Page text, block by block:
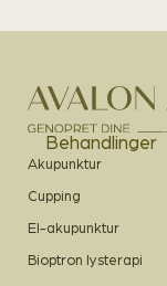
Behandlinger
Akupunktur
Cupping
El-akupunktur
Bioptron lysterapi